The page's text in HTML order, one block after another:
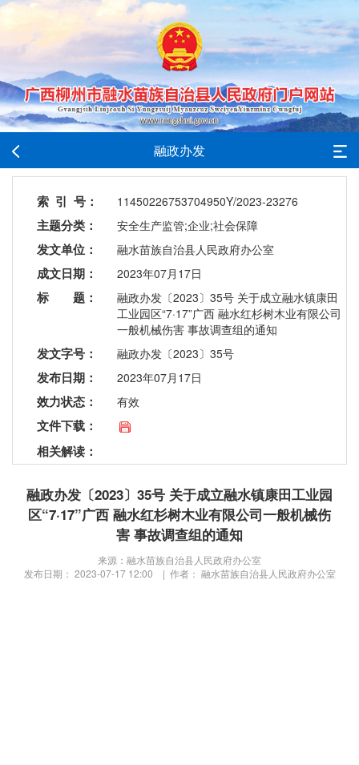
融政办发
索 引 号： 11450226753704950Y/2023-23276
主题分类： 安全生产监管;企业;社会保障
发文单位： 融水苗族自治县人民政府办公室
成文日期： 2023年07月17日
标 题：
融政办发〔2023〕35号 关于成立融水镇康田
工业园区“7·17”广西 融水红杉树木业有限公司
一般机械伤害 事故调查组的通知
发文字号： 融政办发〔2023〕35号
发布日期： 2023年07月17日
效力状态： 有效
文件下载：
相关解读：
融政办发〔2023〕35号 关于成立融水镇康田工业园
区“7·17”广西 融水红杉树木业有限公司一般机械伤
害 事故调查组的通知
来源：融水苗族自治县人民政府办公室
发布日期： 2023-07-17 12:00 | 作者： 融水苗族自治县人民政府办公室